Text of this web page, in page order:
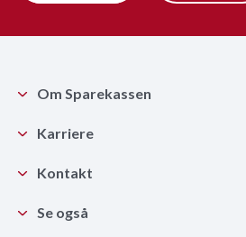
Om Sparekassen
Karriere
Kontakt
Se også